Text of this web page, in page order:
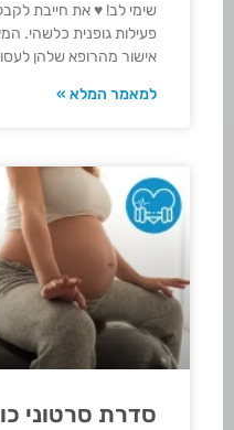
שימי לב! ♥ את חייבת לקבל
פעילות גופנית כלשהי.
אישור מהרופא שלהן
למאמר המלא »
סדרת סרטוני